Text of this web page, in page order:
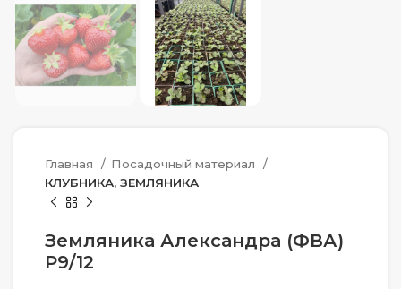
Главная
Посадочный материал
КЛУБНИКА, ЗЕМЛЯНИКА
Земляника Александра (ФВА)
P9/12